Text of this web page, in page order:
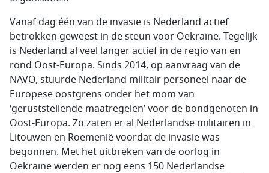
Vanaf dag één van de invasie is Nederland actief
betrokken geweest in de steun voor Oekraïne. Tegelijk
is Nederland al veel langer actief in de regio van en
rond Oost-Europa. Sinds 2014, op aanvraag van de
NAVO, stuurde Nederland militair personeel naar de
Europese oostgrens onder het mom van
‘geruststellende maatregelen’ voor de bondgenoten in
Oost-Europa. Zo zaten er al Nederlandse militairen in
Litouwen en Roemenië voordat de invasie was
begonnen. Met het uitbreken van de oorlog in
Oekraïne werden er nog eens 150 Nederlandse